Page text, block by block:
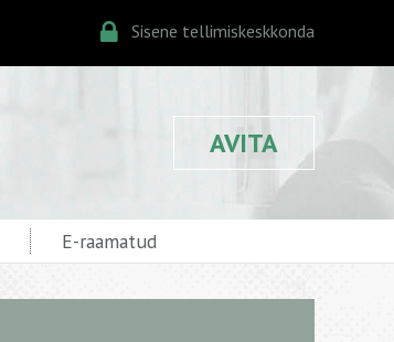
Sisene tellimiskeskkonda
AVITA
E-raamatud